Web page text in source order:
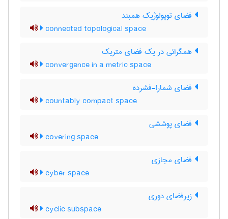
فضای توپولوژیک همبند
connected topological space
همگرائی در یک فضای متریک
convergence in a metric space
فضای شمارا-فشرده
countably compact space
فضای پوششی
covering space
فضای مجازی
cyber space
زیرفضای دوری
cyclic subspace